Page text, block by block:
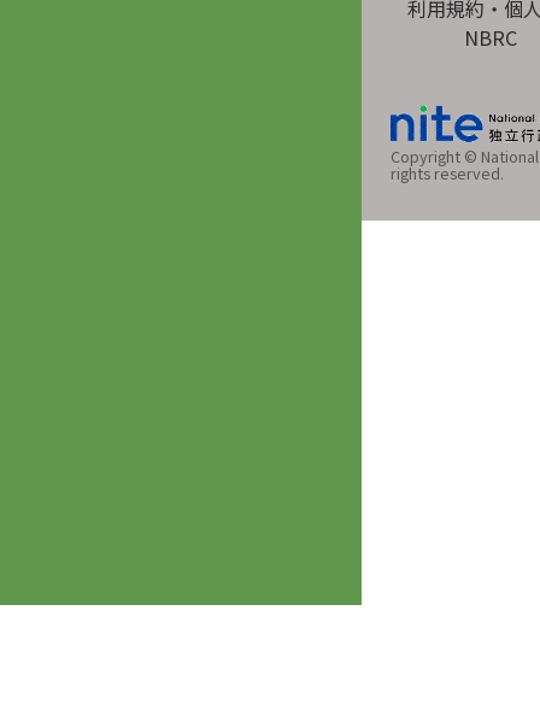
利用規約・個
NBRC
Copyright ©
rights reserved.